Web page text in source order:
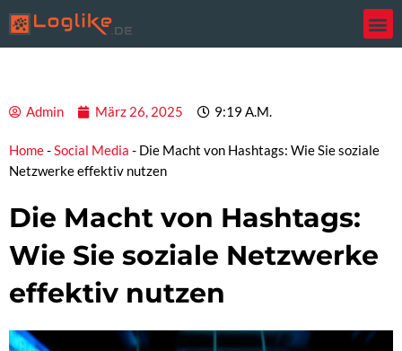
Inhalt
springen
Admin März 26, 2025 9:19 A.m.
Home-Social Media - Die Macht von Hashtags: Wie Sie soziale
Netzwerke effektiv nutzen
Die Macht von Hashtags:
Wie Sie soziale Netzwerke
effektiv nutzen